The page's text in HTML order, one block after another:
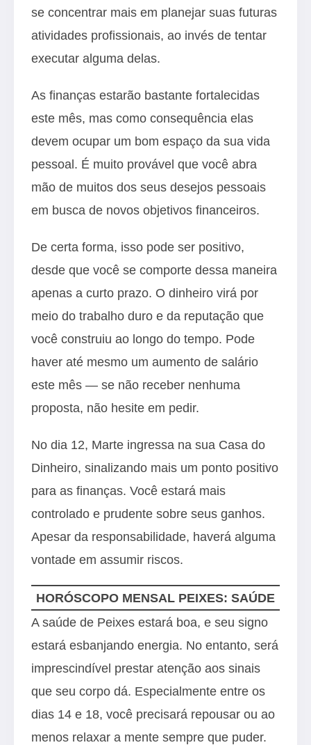
se concentrar mais em planejar suas futuras
atividades profissionais, ao invés de tentar
executar alguma delas.
As finanças estarão bastante fortalecidas
este mês, mas como consequência elas
devem ocupar um bom espaço da sua vida
pessoal. É muito provável que você abra
mão de muitos dos seus desejos pessoais
em busca de novos objetivos financeiros.
De certa forma, isso pode ser positivo,
desde que você se comporte dessa maneira
apenas a curto prazo. O dinheiro virá por
meio do trabalho duro e da reputação que
você construiu ao longo do tempo. Pode
haver até mesmo um aumento de salário
este mês — se não receber nenhuma
proposta, não hesite em pedir.
No dia 12, Marte ingressa na sua Casa do
Dinheiro, sinalizando mais um ponto positivo
para as finanças. Você estará mais
controlado e prudente sobre seus ganhos.
Apesar da responsabilidade, haverá alguma
vontade em assumir riscos.
HORÓSCOPO MENSAL PEIXES: SAÚDE
A saúde de Peixes estará boa, e seu signo
estará esbanjando energia. No entanto, será
imprescindível prestar atenção aos sinais
que seu corpo dá. Especialmente entre os
dias 14 e 18, você precisará repousar ou ao
menos relaxar a mente sempre que puder.